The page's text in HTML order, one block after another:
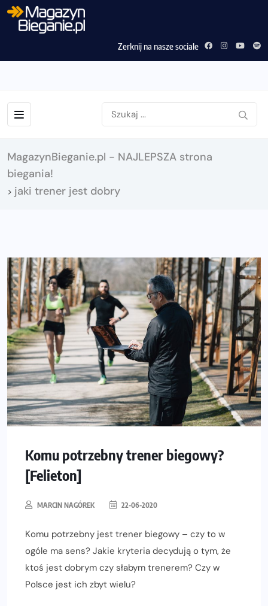
Zerknij na nasze sociale
MagazynBieganie.pl - NAJLEPSZA strona
biegania!
> jaki trener jest dobry
Komu potrzebny trener biegowy?
[Felieton]
MARCIN NAGÓREK 22-06-2020
Komu potrzebny jest trener biegowy – czy to w
ogóle ma sens? Jakie kryteria decydują o tym, że
ktoś jest dobrym czy słabym trenerem? Czy w
Polsce jest ich zbyt wielu?